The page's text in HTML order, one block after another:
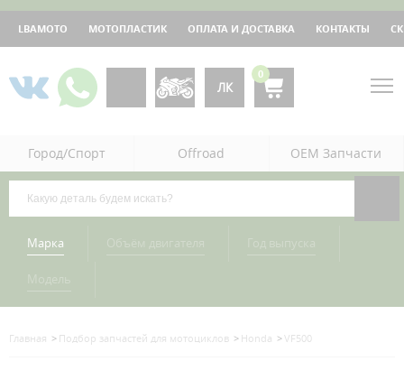
LBAMOTO МОТОПЛАСТИК ОПЛАТА И ДОСТАВКА КОНТАКТЫ
ЛК
0
Город/Спорт Offroad OEM Запчасти
Марка
Главная Подбор запчастей для мотоциклов Honda VF500